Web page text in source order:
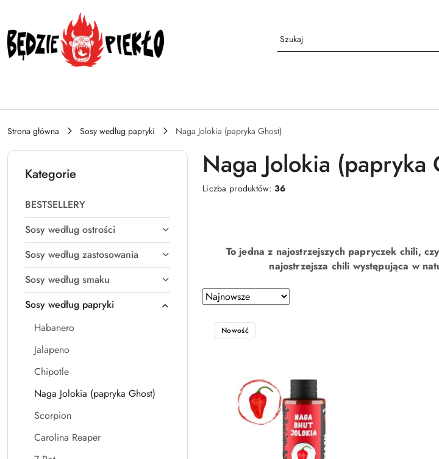
Przejdź do treści głównej
Przejdź do wyszukiwarki
Przejdź do moje konto
Przejdź do menu głównego
Przejdź do stopki
Strona główna Sosy według papryki Naga Jolokia (papryka Ghost)
Kategorie
BESTSELLERY
Sosy według ostrości
Sosy według zastosowania
Sosy według smaku
Sosy według papryki
Habanero
Jalapeno
Chipotle
Naga Jolokia (papryka Ghost)
Scorpion
Carolina Reaper
Naga Jolokia (papryka
Liczba produktów:36
To jedna z najostrzejszych papryczek chili,
najostrzejsza chili występująca w
Zastosowano
sortowanie:
Najnowsze.
Sortuj
według
Nowość